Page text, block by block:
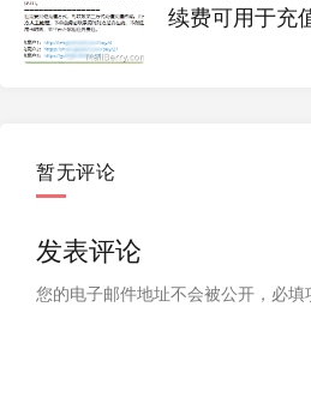
续费可用于充
暂无评论
发表评论
您的电子邮件地址不会被公开， 必填